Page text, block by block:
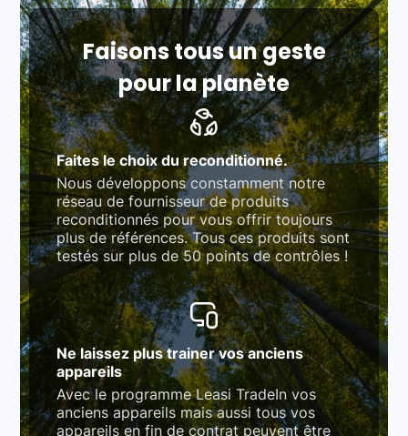
fonction des produits)
Respect des normes RAEE, RoHS, et du
référentiel QualiRepar (bonus réparation)
Faisons tous un geste
pour la planète
Faites le choix du reconditionné.
Nous développons constamment notre
réseau de fournisseur de produits
reconditionnés pour vous offrir toujours
plus de références. Tous ces produits sont
testés sur plus de 50 points de contrôles !
Ne laissez plus trainer vos anciens
appareils
Avec le programme Leasi TradeIn vos
anciens appareils mais aussi tous vos
appareils en fin de contrat peuvent être